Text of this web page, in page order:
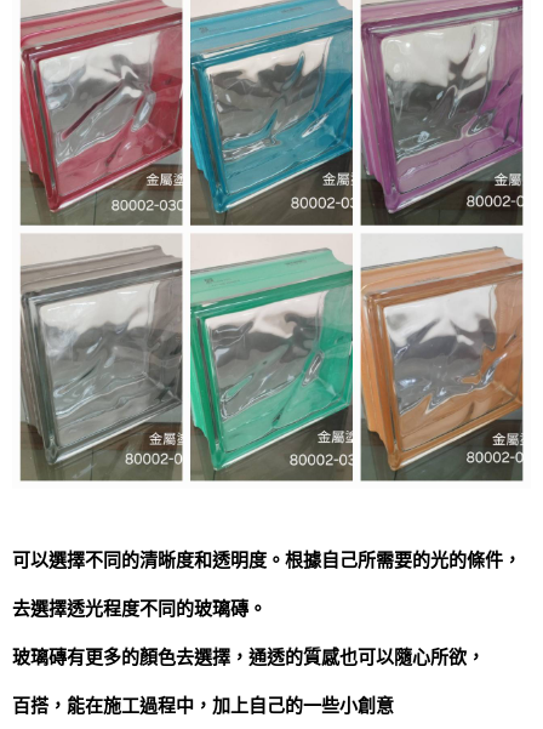
可以選擇不同的清晰度和透明度。根據自己所需要的光的條件，
去選擇透光程度不同的玻璃磚。
玻璃磚有更多的顏色去選擇，通透的質感也可以隨心所欲，
百搭，能在施工過程中，加上自己的一些小創意